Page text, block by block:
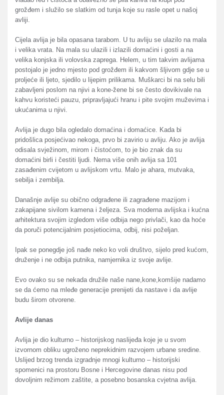
grožđem i služilo se slatkim od tunja koje su rasle opet u našoj
avliji.
Cijela avlija je bila opasana tarabom. U tu avliju se ulazilo na mala
i velika vrata. Na mala su ulazili i izlazili domaćini i gosti a na
velika konjska ili volovska zaprega. Helem, u tim takvim avlijama
postojalo je jedno mjesto pod grožđem ili kakvom šljivom gdje se u
proljeće ili ljeto, sjedilo u lijepim prilikama. Muškarci bi na selu bili
zabavljeni poslom na njivi a kone-žene bi se često dovikivale na
kahvu koristeći pauzu, pripravljajući hranu i pite svojim muževima i
ukućanima u njivi.
Avlija je dugo bila ogledalo domaćina i domaćice. Kada bi
pridošlica posjećivao nekoga, prvo bi zavirio u avliju. Ako je avlija
odisala svježinom, mirom i čistoćom, to je bio znak da su
domaćini birli i čestiti ljudi. Nema više onih avlija sa 101
zasađenim cvijetom u avlijskom vrtu. Malo je ahara, mutvaka,
sebilja i zembilja.
Današnje avlije su obično odgrađene ili zagrađene mazijom i
zakapijane sivilom kamena i željeza. Sva moderna avlijska i kućna
arhitektura svojim izgledom više odbija nego privlači, kao da hoće
da poruči potencijalnim posjetiocima, odbij, nisi poželjan.
Ipak se ponegdje još nađe neko ko voli društvo, sijelo pred kućom,
druženje i ne odbija putnika, namjernika iz svoje avlije.
Evo ovako su se nekada družile naše nane,kone,komšije nadamo
se da ćemo na mleđe generacije prenijeti da nastave i da avlije
budu širom otvorene.
Avlije danas
Avlija je dio kulturno – historijskog naslijeđa koje je u svom
izvornom obliku ugroženo neprekidnim razvojem urbane sredine.
Uslijed brzog trenda izgradnje mnogi kulturno – historijski
spomenici na prostoru Bosne i Hercegovine danas nisu pod
dovoljnim režimom zaštite, a posebno bosanska cvjetna avlija.